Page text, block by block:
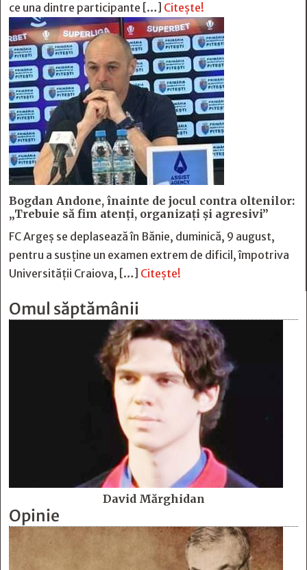
ce una dintre participante […] Citește!
Bogdan Andone, înainte de jocul contra oltenilor:
„Trebuie să fim atenți, organizați și agresivi”
FC Argeș se deplasează în Bănie, duminică, 9 august,
pentru a susține un examen extrem de dificil, împotriva
Universității Craiova, […] Citește!
Omul săptămânii
David Mărghidan
Opinie